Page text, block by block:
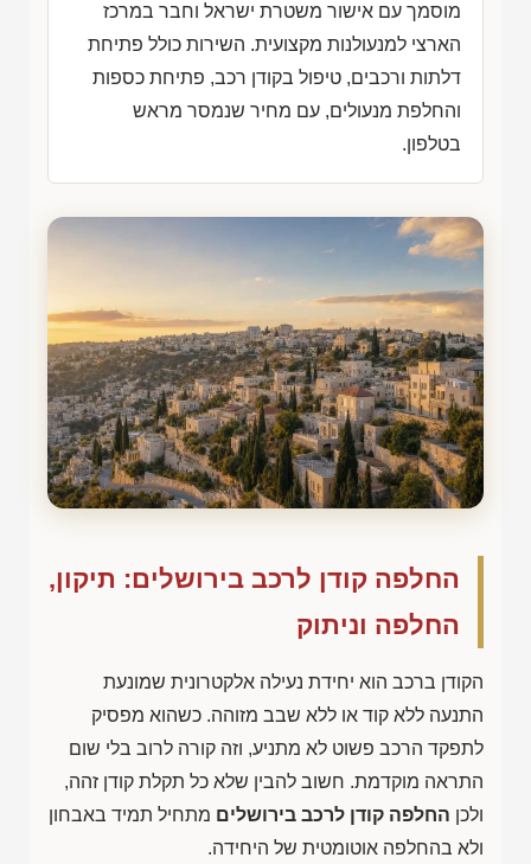
מוסמך עם אישור משטרת ישראל וחבר במרכז
הארצי למנעולנות מקצועית. השירות כולל פתיחת
דלתות ורכבים, טיפול בקודן רכב, פתיחת כספות
והחלפת מנעולים, עם מחיר שנמסר מראש
בטלפון.
החלפה קודן לרכב בירושלים: תיקון,
החלפה וניתוק
הקודן ברכב הוא יחידת נעילה אלקטרונית שמונעת
התנעה ללא קוד או ללא שבב מזוהה. כשהוא מפסיק
לתפקד הרכב פשוט לא מתניע, וזה קורה לרוב בלי שום
התראה מוקדמת. חשוב להבין שלא כל תקלת קודן זהה,
ולכן החלפה קודן לרכב בירושלים מתחיל תמיד באבחון
ולא בהחלפה אוטומטית של היחידה.